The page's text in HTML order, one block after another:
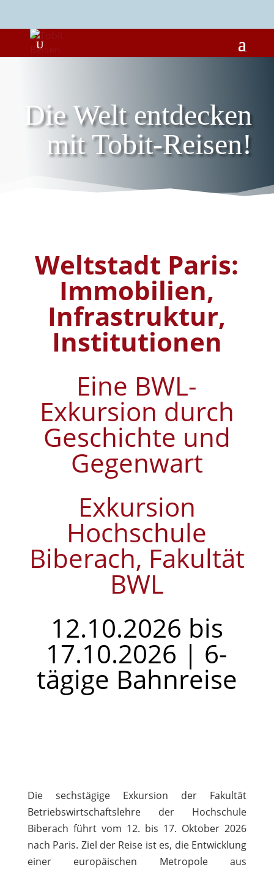
Die Welt entdecken
mit Tobit-Reisen!
Weltstadt Paris:
Immobilien,
Infrastruktur,
Institutionen
Eine BWL-
Exkursion durch
Geschichte und
Gegenwart
Exkursion
Hochschule
Biberach, Fakultät
BWL
12.10.2026 bis
17.10.2026 | 6-
tägige Bahnreise
Die sechstägige Exkursion der Fakultät
Betriebswirtschaftslehre der Hochschule
Biberach führt vom 12. bis 17. Oktober 2026
nach Paris. Ziel der Reise ist es, die Entwicklung
einer europäischen Metropole aus